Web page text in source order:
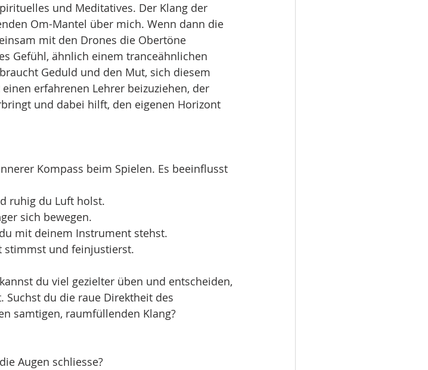
und Meditatives. Der Klang der
Om-Mantel über mich. Wenn dann die
mit den Drones die Obertöne
Gefühl, ähnlich einem tranceähnlichen
Geduld und den Mut, sich diesem
erfahrenen Lehrer beizuziehen, der
und dabei hilft, den eigenen Horizont
Kompass beim Spielen. Es beeinflusst
ruhig du Luft holst.
sich bewegen.
mit deinem Instrument stehst.
stimmst und feinjustierst.
du viel gezielter üben und entscheiden,
Suchst du die raue Direktheit des
samtigen, raumfüllenden Klang?
Augen schliesse?